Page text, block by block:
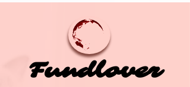
Fundlover
Fundlover